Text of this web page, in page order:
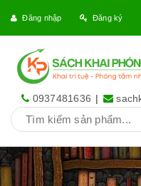
Đăng nhập Đăng ký
0937481636 |